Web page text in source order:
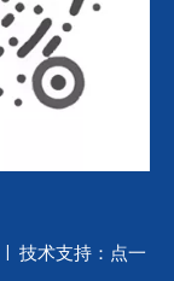
| 技术支持： 点一